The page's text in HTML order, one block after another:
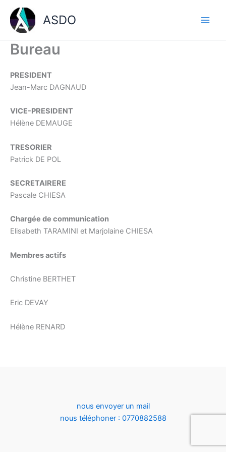
contenu
ASDO
Bureau
PRESIDENT
Jean-Marc DAGNAUD
VICE-PRESIDENT
Hélène DEMAUGE
TRESORIER
Patrick DE POL
SECRETAIRERE
Pascale CHIESA
Chargée de communication
Elisabeth TARAMINI et Marjolaine CHIESA
Membres actifs
Christine BERTHET
Eric DEVAY
Hélène RENARD
nous envoyer un mail
nous téléphoner : 0770882588